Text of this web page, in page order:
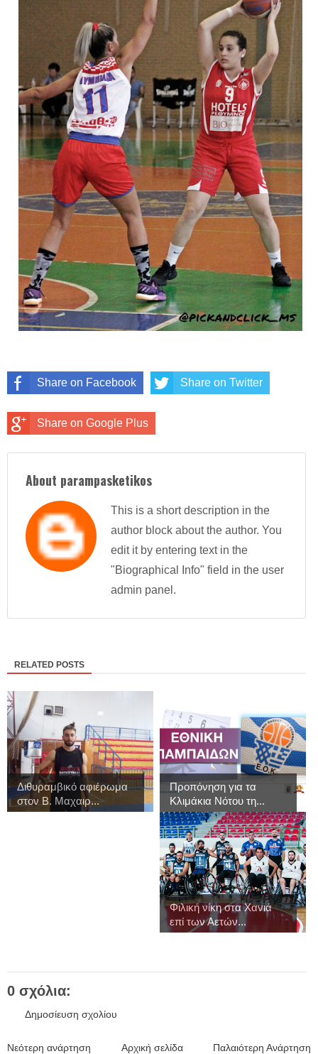
Share on Facebook Share on Twitter
Share on Google Plus
About parampasketikos
This is a short description in the
author block about the author. You
edit it by entering text in the
"Biographical Info" field in the user
admin panel.
RELATED POSTS
Διθυραμβικό αφιέρωμα
στον Β. Μαχαιρ...
Προπόνηση για τα
Κλιμάκια Νότου τη...
Φιλική νίκη στα Χανιά
επί των Αετών...
0 σχόλια:
Δημοσίευση σχολίου
Νεότερη ανάρτηση Παλαιότερη Ανάρτηση
Αρχική σελίδα